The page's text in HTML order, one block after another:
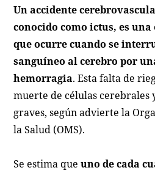
Un accidente
conocido como ictus, es
que ocurre cuando se
sanguíneo al cerebro por
hemorragia. Esta falta de
muerte de células cerebrales
graves, según advierte la
la Salud (OMS).
Se estima queuno de cada